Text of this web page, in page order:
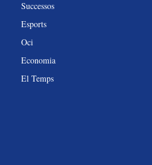
Successos
Esports
Oci
Economia
El Temps